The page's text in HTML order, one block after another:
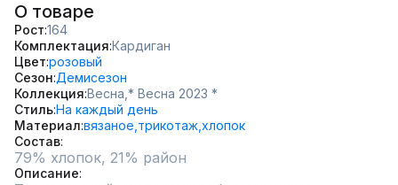
О товаре
Рост 164
Комплектация Кардиган
Цвет розовый
Сезон Демисезон
Коллекция Весна, * Весна 2023 *
СтильНа каждый день
Материал вязаное, трикотаж, хлопок
Состав
79% хлопок, 21% район
Описание